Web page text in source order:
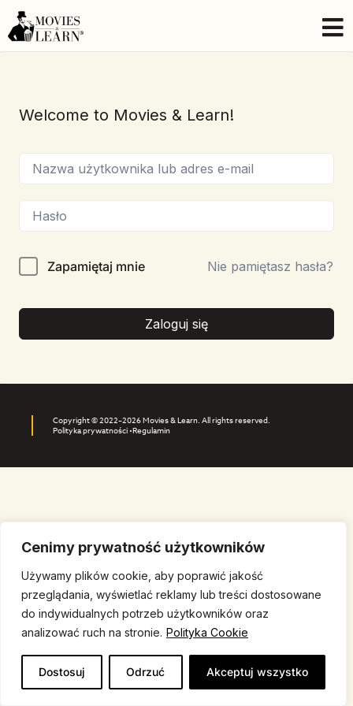
Cenimy prywatność użytkowników
Używamy plików cookie, aby poprawić jakość
przeglądania, wyświetlać reklamy lub treści dostosowane
do indywidualnych potrzeb użytkowników oraz
analizować ruch na stronie. Polityka Cookie
Dostosuj Odrzuć Akceptuj wszystko
Welcome to Movies & Learn!
Zapamiętaj mnie Nie pamiętasz hasła?
Zaloguj się
Copyright © 2022–2026 Movies & Learn. All rights reserved.
Polityka prywatności •Regulamin